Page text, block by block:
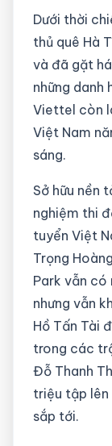
Dưới thời
thủ quê Hà
và đã gặt
những danh
Viettel còn
Việt Nam
sáng.
Sở hữu nền
nghiệm thi
tuyển Việt
Trọng
Park vẫn có
nhưng vẫn
Hồ Tấn Tài
trong các
Đỗ Thanh
triệu tập lên
sắp tới.